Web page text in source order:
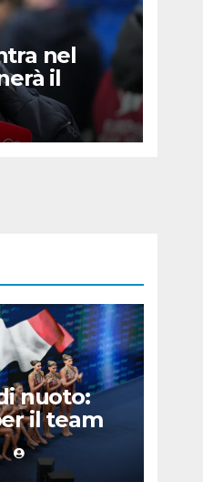
nel
il
nuoto:
il team
artistico